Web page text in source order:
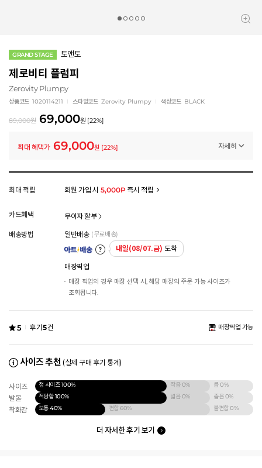
GRAND STAGE 토앤토
제로비티 플럼피
Zerovity Plumpy
상품코드 1020114211 스타일코드 Zerovity Plumpy 색상코드 BLACK
89,000원 69,000원 [22%]
최대 혜택가 69,000원 [22%] 자세히
모든 혜택이 적용된 금액으로, 실제 결제 금액과는 차이가 있을 수 있습니다.
최대 적립 회원 가입 시 5,000P즉시 적립
카드혜택 무이자 할부
배송방법 일반배송 (무료배송)
내일(08/07.금) 도착
매장픽업
매장 픽업의 경우 매장 선택 시, 해당 매장의 주문 가능 사이즈가
조회됩니다.
5 후기5건 매장픽업 가능
사이즈 추천 (실제 구매 후기 통계)
사이즈 정 사이즈100% 작음0% 큼0%
발볼 적당함100% 넓음0% 좁음0%
착화감 보통40% 편함60% 불편함0%
더 자세한 후기 보기